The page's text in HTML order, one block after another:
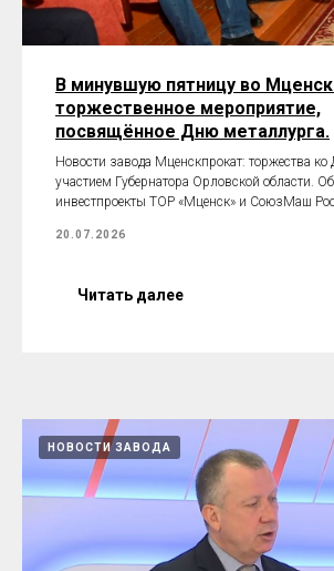
В минувшую пятницу во
торжественное мероприятие,
посвящённое Дню металлурга.
Новости завода Мценскпрокат: торжества ко
участием Губернатора Орловской области.
инвестпроекты ТОР «Мценск» и СоюзМаш
20.07.2026
Читать далее
НОВОСТИ ЗАВОДА